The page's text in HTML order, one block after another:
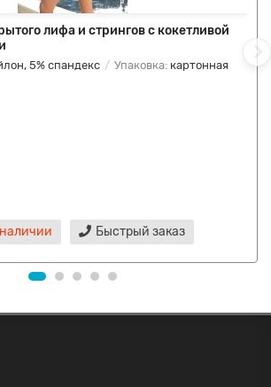
лифа и стрингов с кокетливой
5% спандекс Упаковка: картонная
Быстрый заказ